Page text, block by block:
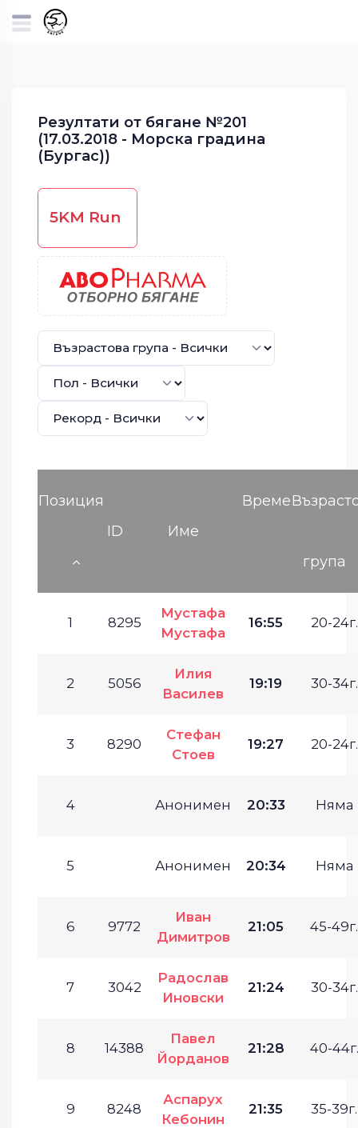
Резултати от бягане №201
(17.03.2018 - Морска градина
(Бургас))
5KM Run
Позиция
ID
Име
Време
група
1 8295
Мустафа
Мустафа
16:55 20-24г.
2 5056
Илия
Василев
19:19 30-34г.
3 8290
Стефан
Стоев
19:27 20-24г.
4 Анонимен 20:33 Няма
5 Анонимен 20:34 Няма
6 9772
Иван
Димитров
21:05 45-49г.
7 3042
Радослав
Иновски
21:24 30-34г.
8 14388
Павел
Йорданов
21:28 40-44г.
9 8248
Аспарух
Кебонин
21:35 35-39г.